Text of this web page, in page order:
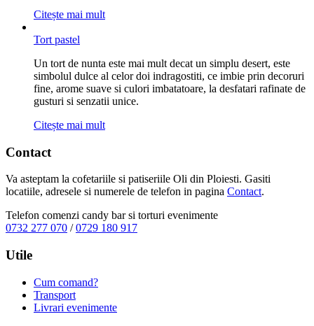
Citește mai mult
Tort pastel
Un tort de nunta este mai mult decat un simplu desert, este
simbolul dulce al celor doi indragostiti, ce imbie prin decoruri
fine, arome suave si culori imbatatoare, la desfatari rafinate de
gusturi si senzatii unice.
Citește mai mult
Contact
Va asteptam la cofetariile si patiseriile Oli din Ploiesti. Gasiti
locatiile, adresele si numerele de telefon in pagina Contact.
Telefon comenzi candy bar si torturi evenimente
0732 277 070 /0729 180 917
Utile
Cum comand?
Transport
Livrari evenimente